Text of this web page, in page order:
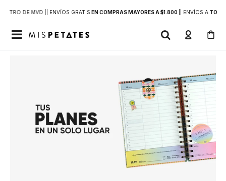
DE MVD | | ENVÍOS GRATIS EN COMPRAS MAYORES A $1.800 | ENVÍOS ATODO
